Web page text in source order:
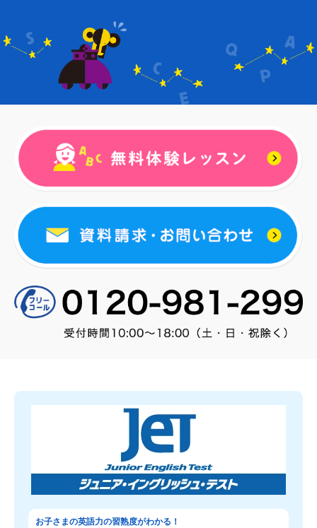
お子さまの英語力の習熟度がわかる！